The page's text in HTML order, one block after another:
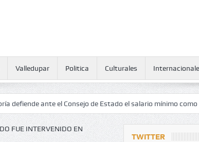
Valledupar Politica Culturales
ante el Consejo de Estado el salario mínimo como derecho
FUE INTERVENIDO EN
TWITTER